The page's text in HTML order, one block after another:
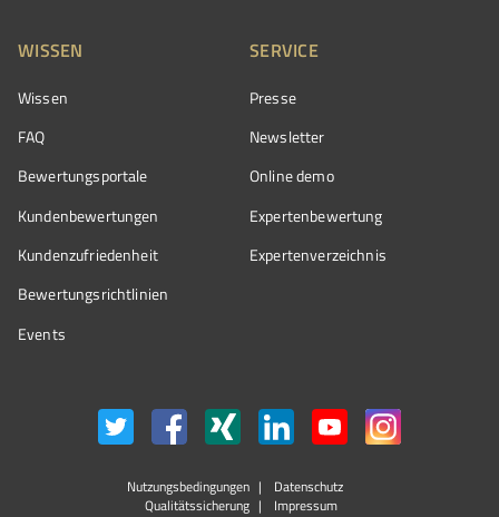
WISSEN
Wissen
FAQ
Bewertungsportale
Kundenbewertungen
Kundenzufriedenheit
Bewertungs­richtlinien
Events
SERVICE
Presse
Newsletter
Online demo
Expertenbewertung
Expertenverzeichnis
Nutzungsbedingungen
Datenschutz
Qualitätssicherung
Impressum